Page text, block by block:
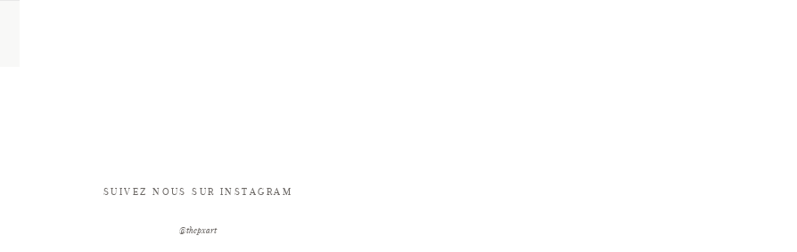
SUIVEZ NOUS SUR INSTAGRAM
@thepxart